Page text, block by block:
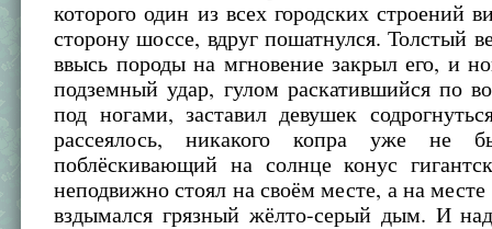
которого один из всех городских строений
сторону шоссе, вдруг пошатнулся. Толстый
ввысь породы на мгновение закрыл его, и
подземный удар, гулом раскатившийся по
под ногами, заставил девушек
рассеялось, никакого копра уже не
поблёскивающий на солнце конус
неподвижно стоял на своём месте, а на
вздымался грязный жёлто-серый дым. И